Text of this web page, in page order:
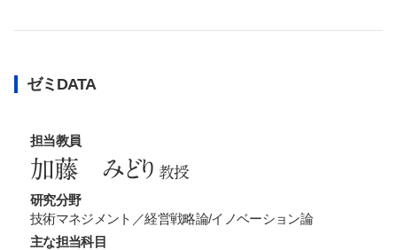
ゼミDATA
担当教員
加藤 みどり 教授
研究分野
技術マネジメント／経営戦略論/イノベーション論
主な担当科目